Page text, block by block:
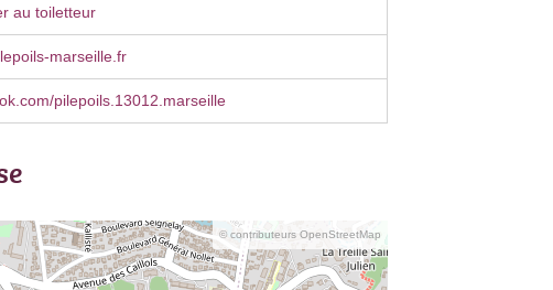
au toiletteur
marseille.fr
pilepoils.13012.marseille
© contributeurs OpenStreetMap